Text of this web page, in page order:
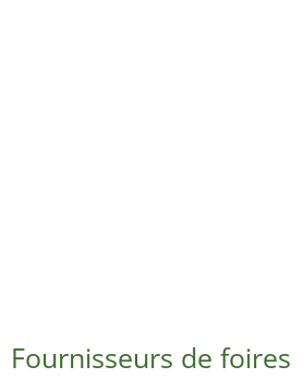
Fournisseurs de foires